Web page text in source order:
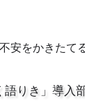
安をかきたて
語りき」導入